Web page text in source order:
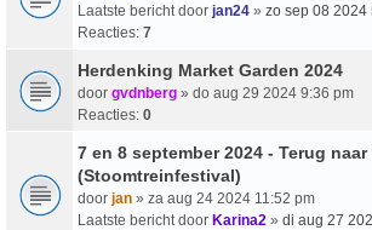
Laatste bericht door jan24 » zo sep 08 2024
Reacties: 7
Herdenking Market Garden 2024
door gvdnberg » do aug 29 2024 9:36 pm
Reacties: 0
7 en 8 september 2024 - Terug naar
(Stoomtreinfestival)
door jan » za aug 24 2024 11:52 pm
Laatste bericht door Karina2 » di aug 27